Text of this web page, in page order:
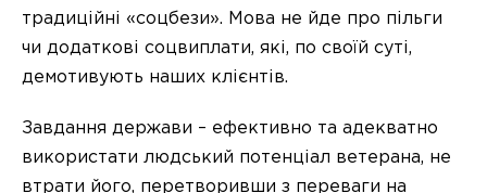
традиційні «соцбези». Мова не йде про пільги
чи додаткові соцвиплати, які, по своїй суті,
демотивують наших клієнтів.
Завдання держави – ефективно та адекватно
використати людський потенціал ветерана, не
втрати його, перетворивши з переваги на